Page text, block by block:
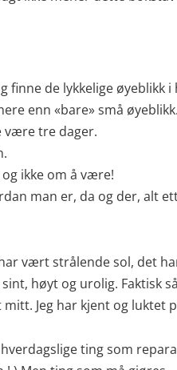
de lykkelige øyeblikk i
enn «bare» små øyeblikk.
være tre dager.
ikke om å være!
man er, da og der, alt
vært strålende sol, det
høyt og urolig. Faktisk
Jeg har kjent og luktet
ting som